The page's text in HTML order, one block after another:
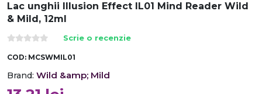
Lac unghii Illusion Effect IL01 Mind Reader Wild
& Mild, 12ml
Scrie o recenzie
COD: MCSWMIL01
Brand: Wild &amp; Mild